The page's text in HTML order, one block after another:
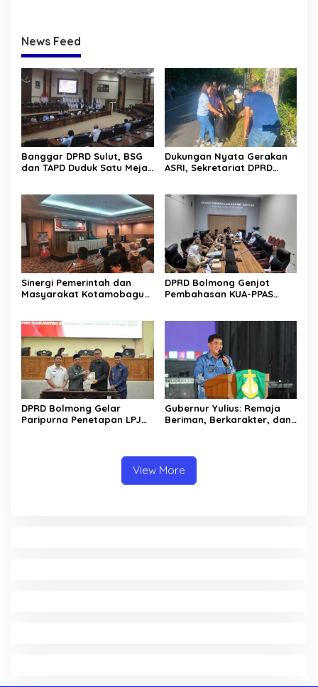
News Feed
Banggar DPRD Sulut, BSG
dan TAPD Duduk Satu Meja.
Dukungan Nyata Gerakan
ASRI, Sekretariat DPRD
Sinergi Pemerintah dan
Masyarakat Kotamobagu
DPRD Bolmong Genjot
Pembahasan KUA-PPAS
DPRD Bolmong Gelar
Paripurna Penetapan LPJ
Gubernur Yulius: Remaja
Beriman, Berkarakter, dan
View More